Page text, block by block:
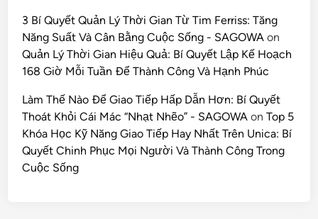
3 Bí Quyết Quản Lý Thời Gian Từ Tim Ferriss: Tăng
Năng Suất Và Cân Bằng Cuộc Sống - SAGOWA on
Quản Lý Thời Gian Hiệu Quả: Bí Quyết Lập Kế Hoạch
168 Giờ Mỗi Tuần Để Thành Công Và Hạnh Phúc
Làm Thế Nào Để Giao Tiếp Hấp Dẫn Hơn: Bí Quyết
Thoát Khỏi Cái Mác “Nhạt Nhẽo” - SAGOWA onTop 5
Khóa Học Kỹ Năng Giao Tiếp Hay Nhất Trên Unica: Bí
Quyết Chinh Phục Mọi Người Và Thành Công Trong
Cuộc Sống